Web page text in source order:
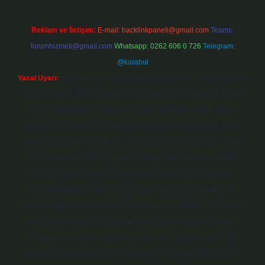
Reklam ve İletişim: E-mail: backlinkpaneli@gmail.com Teams:
forumhizmeti@gmail.com Whatsapp: 0262 606 0 726 Telegram:
@karabul
Yasal Uyarı: